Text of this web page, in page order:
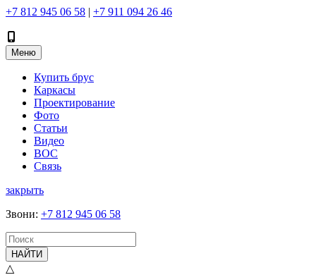
+7 812 945 06 58 | +7 911 094 26 46
Меню
Купить брус
Каркасы
Проектирование
Фото
Статьи
Видео
ВОС
Связь
закрыть
Звони: +7 812 945 06 58
НАЙТИ
△